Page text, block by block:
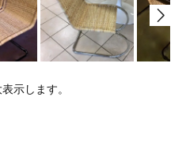
示します。